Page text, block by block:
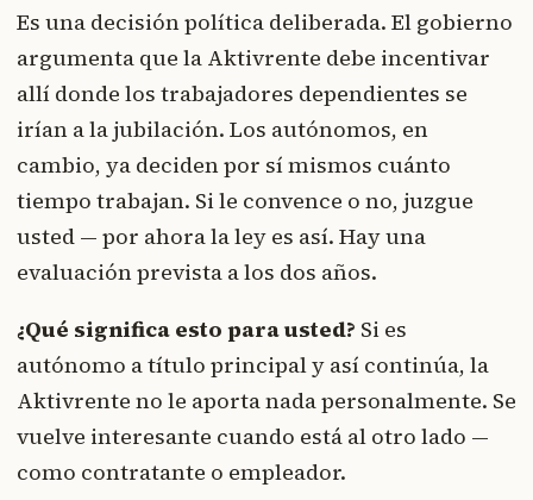
Es una decisión política deliberada. El gobierno
argumenta que la Aktivrente debe incentivar
allí donde los trabajadores dependientes se
irían a la jubilación. Los autónomos, en
cambio, ya deciden por sí mismos cuánto
tiempo trabajan. Si le convence o no, juzgue
usted — por ahora la ley es así. Hay una
evaluación prevista a los dos años.
¿Qué significa esto para usted? Si es
autónomo a título principal y así continúa, la
Aktivrente no le aporta nada personalmente. Se
vuelve interesante cuando está al otro lado —
como contratante o empleador.